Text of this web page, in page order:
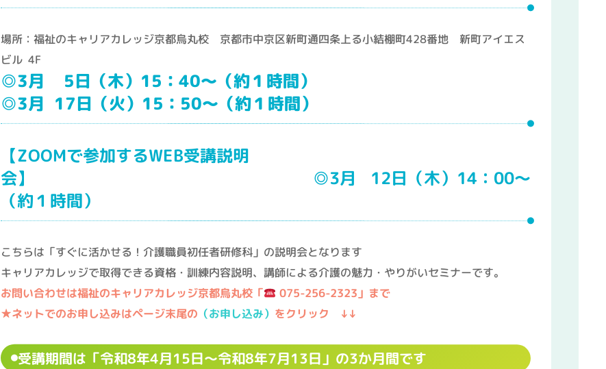
場所：福祉のキャリアカレッジ京都烏丸校 京都市中京区新町通四条上る小結棚町428番地 新町アイエス
ビル 4F
◎3月 5日（木）15：40～（約１時間）
◎3月 17日（火）15：50～（約１時間）
【ZOOMで参加するWEB受講説明
会】 ◎3月 12日（木）14：00～
（約１時間）
こちらは「すぐに活かせる！介護職員初任者研修科」の説明会となります
キャリアカレッジで取得できる資格・訓練内容説明、講師による介護の魅力・やりがいセミナーです。
お問い合わせは福祉のキャリアカレッジ京都烏丸校「 075-256-2323」まで
★ネットでのお申し込みはページ末尾の （お申し込み） をクリック ↓↓
受講期間は「令和8年4月15日～令和8年7月13日」の3か月間です